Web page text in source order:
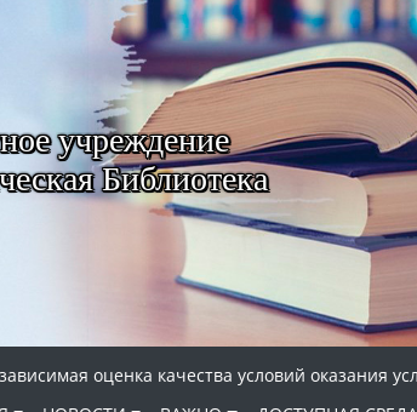
учреждение
Библиотека
оценка качества условий оказания